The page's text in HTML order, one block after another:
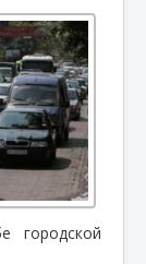
городской